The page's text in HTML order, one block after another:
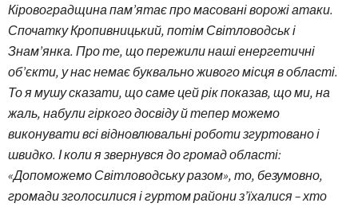
Кіровоградщина пам’ятає про масовані ворожі атаки.
Спочатку Кропивницький, потім Світловодськ і
Знам’янка. Про те, що пережили наші енергетичні
об’єкти, у нас немає буквально живого місця в області.
То я мушу сказати, що саме цей рік показав, що ми, на
жаль, набули гіркого досвіду й тепер можемо
виконувати всі відновлювальні роботи згуртовано і
швидко. І коли я звернувся до громад області:
«Допоможемо Світловодську разом», то, безумовно,
громади зголосилися і гуртом райони з’їхалися – хто